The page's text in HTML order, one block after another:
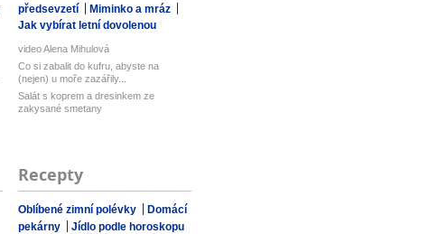
předsevzetí
Miminko a mráz
Jak vybírat letní dovolenou
video Alena Mihulová
Co si zabalit do kufru, abyste na
(nejen) u moře zazářily...
Salát s koprem a dresinkem ze
zakysané smetany
Recepty
Oblíbené zimní polévky
Domácí
pekárny
Jídlo podle horoskopu